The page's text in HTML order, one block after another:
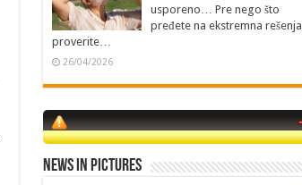
usporeno… Pre nego što
pređete na ekstremna rešenja,
proverite…
26/04/2026
News in Pictures